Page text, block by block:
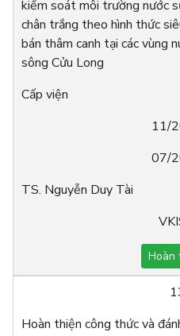
kiểm soát môi trường nước
chân trắng theo hình thức
bán thâm canh tại các vùng
sông Cửu Long
Cấp viện
11/
07/
TS. Nguyễn Duy Tài
Hoàn
Hoàn thiện công thức và